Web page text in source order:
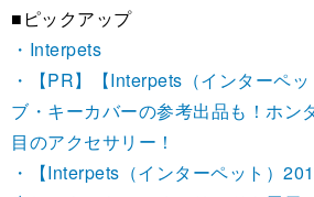
■ピックアップ
・Interpets
・【PR】【Interpets（インターペ
ブ・キーカバーの参考出品も！ホン
目のアクセサリー！
・【Interpets（インターペット）